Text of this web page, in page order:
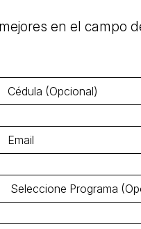
en el campo